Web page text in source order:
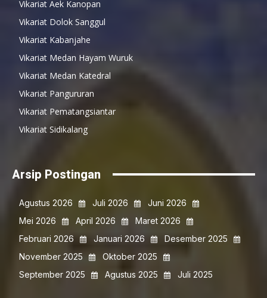
Vikariat Aek Kanopan
Vikariat Dolok Sanggul
Vikariat Kabanjahe
Vikariat Medan Hayam Wuruk
Vikariat Medan Katedral
Vikariat Pangururan
Vikariat Pematangsiantar
Vikariat Sidikalang
Arsip Postingan
Agustus 2026 Juli 2026
Juni 2026
Mei 2026
April 2026
Maret 2026
Februari 2026
Januari 2026
Desember 2025
November 2025
Oktober 2025
September 2025
Agustus 2025 Juli 2025